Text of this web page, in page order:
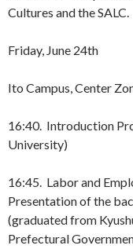
Cultures and the SALC.
Friday, June 24th
Ito Campus, Center
16:40. Introduction
University)
16:45. Labor and
Presentation of the
(graduated from
Prefectural